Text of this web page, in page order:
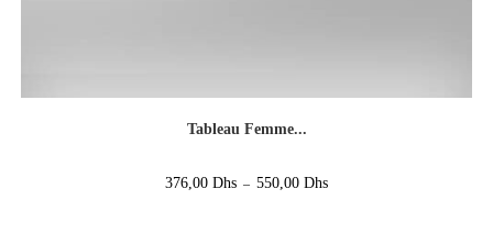
Tableau Femme...
376,00 Dhs – 550,00 Dhs